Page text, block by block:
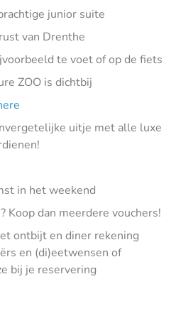
junior suite
van Drenthe
te voet of op de fiets
ZOO is dichtbij
uitje met alle luxe
in het weekend
dan meerdere vouchers!
ontbijt en diner rekening
en (di)eetwensen of
bij je reservering